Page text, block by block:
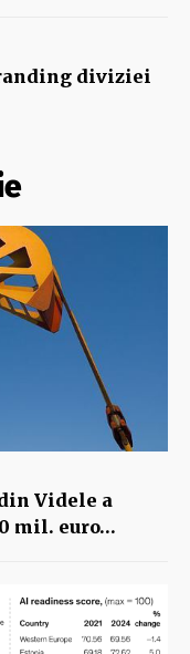
diviziei
Videle a
mil. euro…